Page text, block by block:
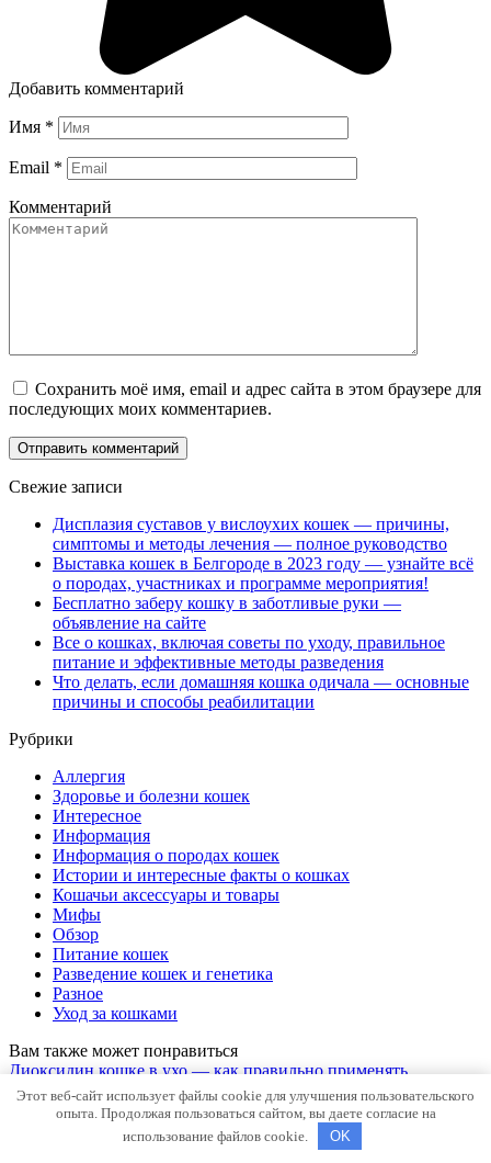
Добавить комментарий
Имя *
Email *
Комментарий
Сохранить моё имя, email и адрес сайта в этом браузере для
последующих моих комментариев.
Свежие записи
Дисплазия суставов у вислоухих кошек — причины,
симптомы и методы лечения — полное руководство
Выставка кошек в Белгороде в 2023 году — узнайте всё
о породах, участниках и программе мероприятия!
Бесплатно заберу кошку в заботливые руки —
объявление на сайте
Все о кошках, включая советы по уходу, правильное
питание и эффективные методы разведения
Что делать, если домашняя кошка одичала — основные
причины и способы реабилитации
Рубрики
Аллергия
Здоровье и болезни кошек
Интересное
Информация
Информация о породах кошек
Истории и интересные факты о кошках
Кошачьи аксессуары и товары
Мифы
Обзор
Питание кошек
Разведение кошек и генетика
Разное
Уход за кошками
Вам также может понравиться
Диоксидин кошке в ухо — как правильно применять
лекарство и советы ветеринара для эффективного лечения
Кошки могут загрязнить и инфицировать свои уши
Этот веб-сайт использует файлы cookie для улучшения пользовательского
опыта. Продолжая пользоваться сайтом, вы даете согласие на
использование файлов cookie.
OK